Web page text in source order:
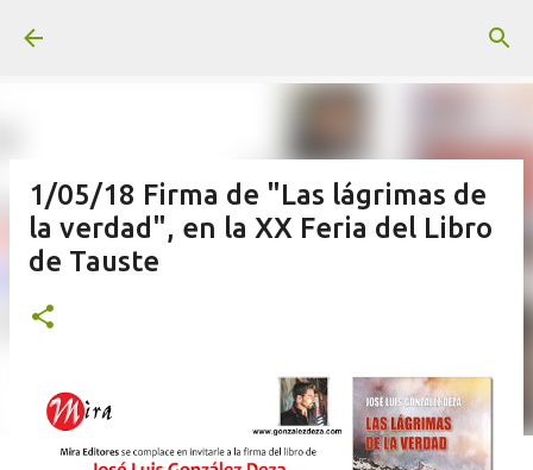
1/05/18 Firma de "Las lágrimas de
la verdad", en la XX Feria del Libro
de Tauste